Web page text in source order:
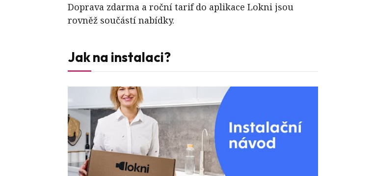
Doprava zdarma a roční tarif do aplikace Lokni jsou
rovněž součástí nabídky.
Jak na instalaci?